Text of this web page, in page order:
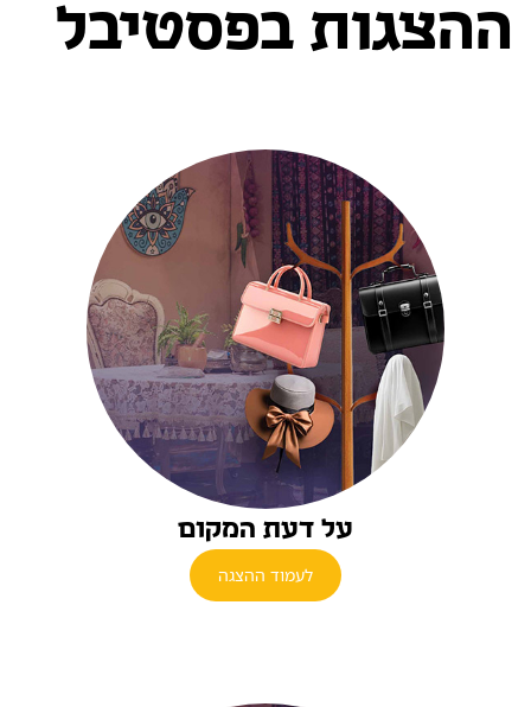
ההצגות בפסטיבל
על דעת המקום
לעמוד ההצגה